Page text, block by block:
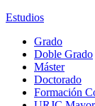
Estudios
Grado
Doble Grado
Máster
Doctorado
Formación